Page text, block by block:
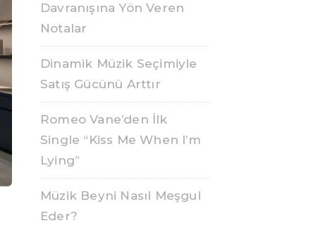
Davranışına Yön Veren
Notalar
Dinamik Müzik Seçimiyle
Satış Gücünü Arttır
Romeo Vane’den İlk
Single “Kiss Me When I’m
Lying”
Müzik Beyni Nasıl Meşgul
Eder?